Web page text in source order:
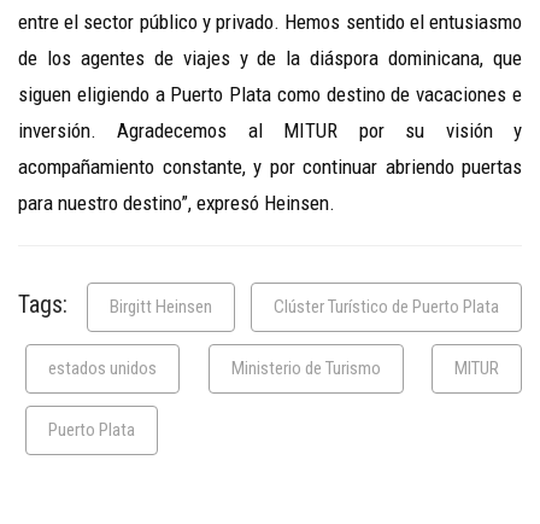
entre el sector público y privado. Hemos sentido el entusiasmo
de los agentes de viajes y de la diáspora dominicana, que
siguen eligiendo a Puerto Plata como destino de vacaciones e
inversión. Agradecemos al MITUR por su visión y
acompañamiento constante, y por continuar abriendo puertas
para nuestro destino”, expresó Heinsen.
Tags: Birgitt Heinsen Clúster Turístico de Puerto Plata
estados unidos Ministerio de Turismo MITUR
Puerto Plata